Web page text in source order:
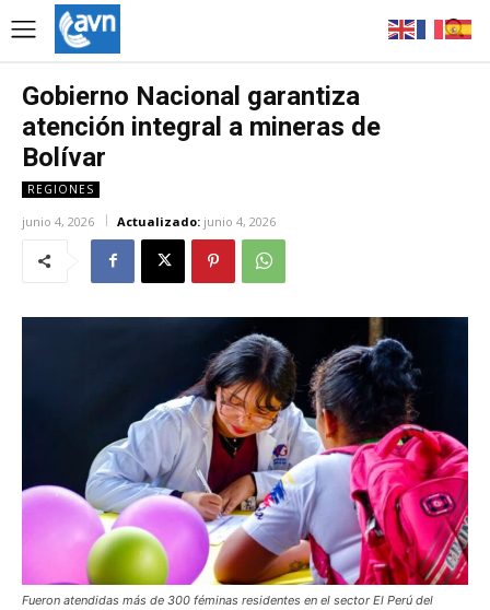
Gobierno Nacional garantiza
atención integral a mineras de
Bolívar
REGIONES
junio 4, 2026 Actualizado: junio 4, 2026
Fueron atendidas más de 300 féminas residentes en el sector El Perú del